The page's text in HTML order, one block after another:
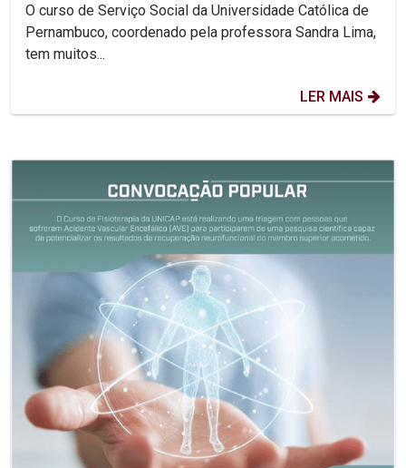
O curso de Serviço Social da Universidade Católica de
Pernambuco, coordenado pela professora Sandra Lima,
tem muitos...
LER MAIS